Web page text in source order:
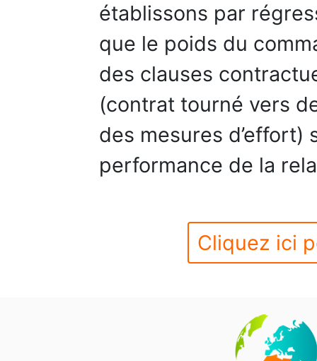
établissons par
que le poids du
des clauses
(contrat tourné vers
des mesures
performance de la
Cliquez ici